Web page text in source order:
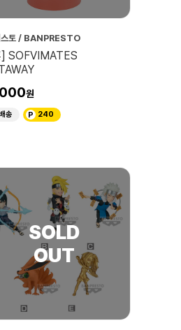
스토 / BANPRESTO
] SOFVIMATES
송 240